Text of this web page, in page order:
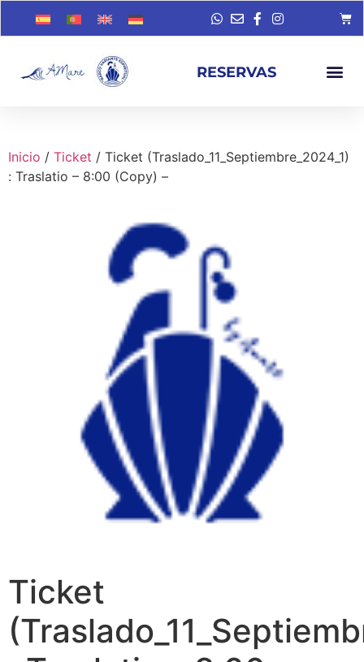
RESERVAS
Inicio / Ticket / Ticket (Traslado_11_Septiembre_2024_1)
: Traslatio – 8:00 (Copy) –
Ticket